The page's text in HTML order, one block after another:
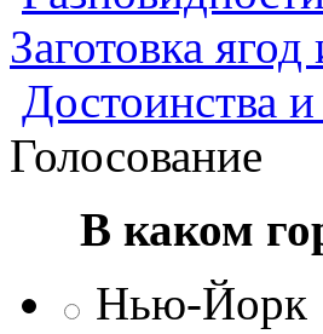
Заготовка
Достоинства
Голосование
В каком
Нью-Йорк